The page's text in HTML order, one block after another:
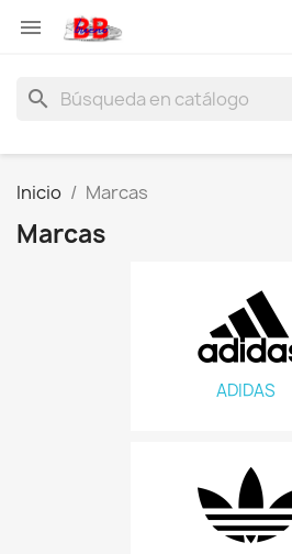

search
Inicio Marcas
Marcas
ADIDAS